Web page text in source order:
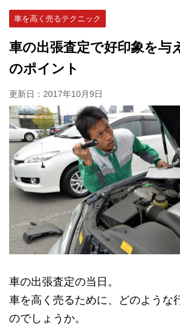
車を高く売るテクニック
車の出張査定で好印象を与
のポイント
更新日： 2017年10月9日
車の出張査定の当日。
車を高く売るために、どのような
のでしょうか。